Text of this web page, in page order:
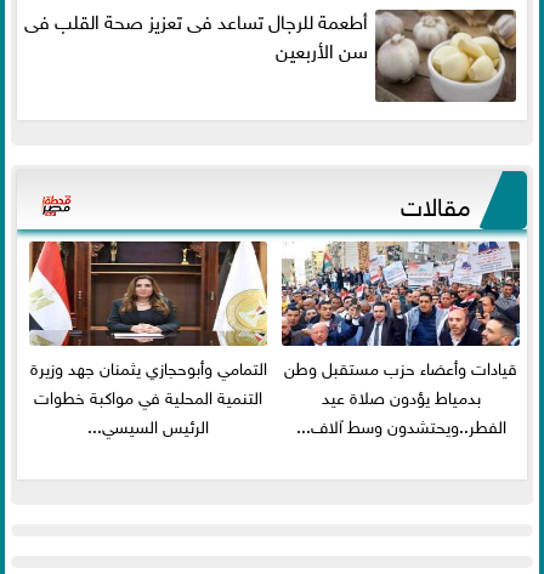
أطعمة للرجال تساعد فى تعزيز صحة القلب فى
سن الأربعين
مقالات
قيادات وأعضاء حزب مستقبل وطن
بدمياط يؤدون صلاة عيد
الفطر..ويحتشدون وسط آلاف...
التمامي وأبوحجازي يثمنان جهد وزيرة
التنمية المحلية في مواكبة خطوات
الرئيس السيسي...